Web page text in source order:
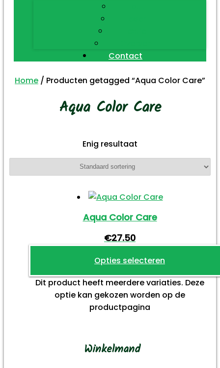
Contact
Home / Producten getagged “Aqua Color Care”
Aqua Color Care
Enig resultaat
Aqua Color Care
€27.50
Opties selecteren
Dit product heeft meerdere variaties. Deze
optie kan gekozen worden op de
productpagina
Winkelmand